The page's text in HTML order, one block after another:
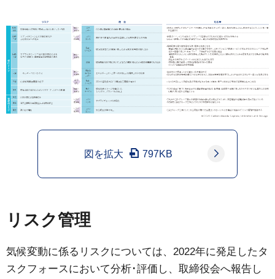
図を拡大 797KB
リスク管理
気候変動に係るリスクについては、2022年に発足したタ
スクフォースにおいて分析･評価し、取締役会へ報告し